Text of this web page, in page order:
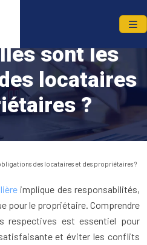
sont les
locataires
?
des locataires et des propriétaires ?
implique des responsabilités,
pour le propriétaire. Comprendre
respectives est essentiel pour
et éviter les conflits